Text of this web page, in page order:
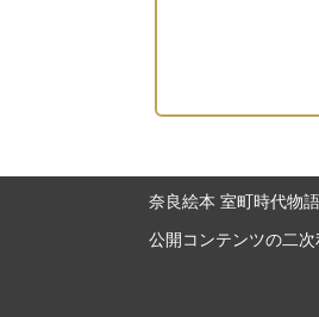
奈良絵本 室町時代物語
公開コンテンツの二